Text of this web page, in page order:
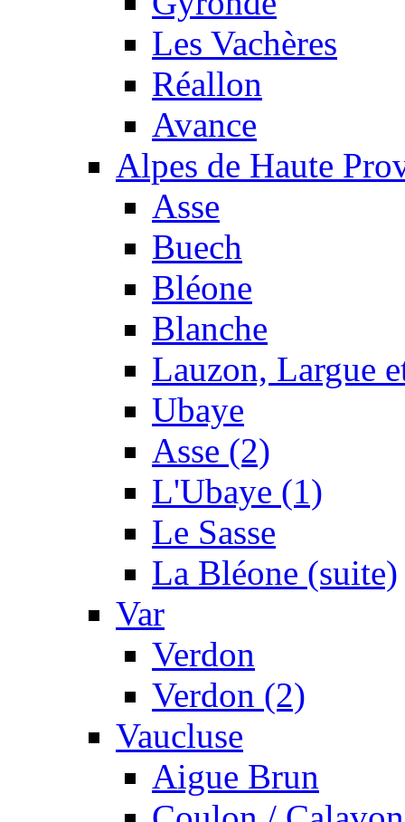
Les Vachères
Réallon
Avance
Alpes de Haute
Asse
Buech
Bléone
Blanche
Lauzon, Largue
Ubaye
Asse (2)
L'Ubaye (1)
Le Sasse
La Bléone (suite)
Var
Verdon
Verdon (2)
Vaucluse
Aigue Brun